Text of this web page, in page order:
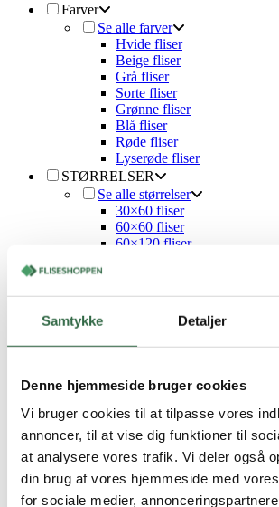
Samtykke Detaljer
Denne hjemmeside bruger cookies
Vi bruger cookies til at tilpasse vores
annoncer, til at vise dig funktioner til
at analysere vores trafik. Vi deler også
din brug af vores hjemmeside med
for sociale medier,
Farver
Se alle farver
Hvide fliser
Beige fliser
Grå fliser
Sorte fliser
Grønne fliser
Blå fliser
Røde fliser
Lyserøde fliser
STØRRELSER
Se alle størrelser
30×60 fliser
60×60 fliser
60×120 fliser
30×30 fliser
TILBEHØR
Klæb
Cementfuge
Silikonefuge
Vådrumssikring
Fliseværktøj
Diamantbor
Diamantklinge